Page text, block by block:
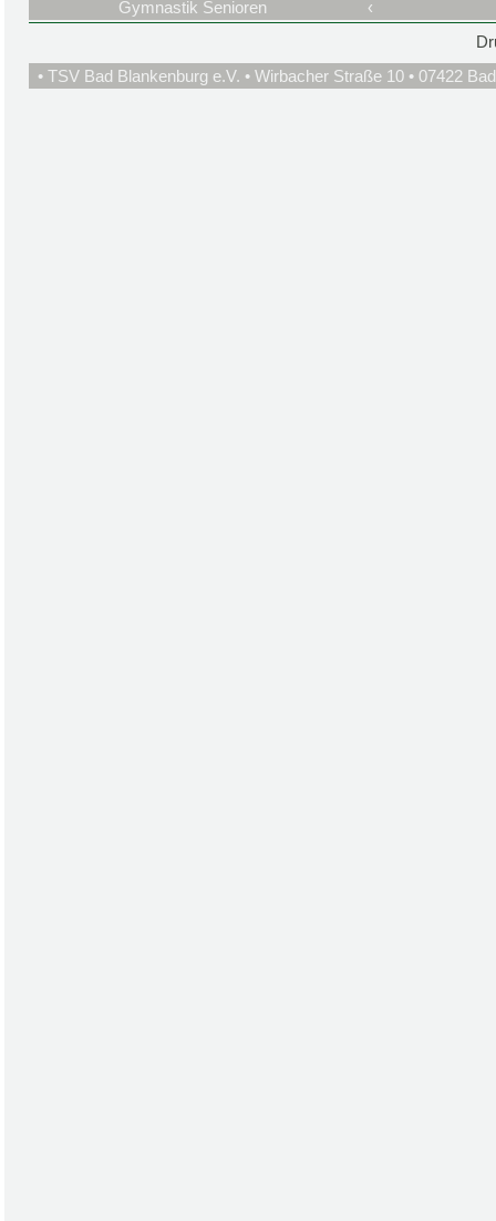
Gymnastik Senioren
‹
• TSV Bad Blankenburg e.V. • Wirbacher Straße 10 • 07422